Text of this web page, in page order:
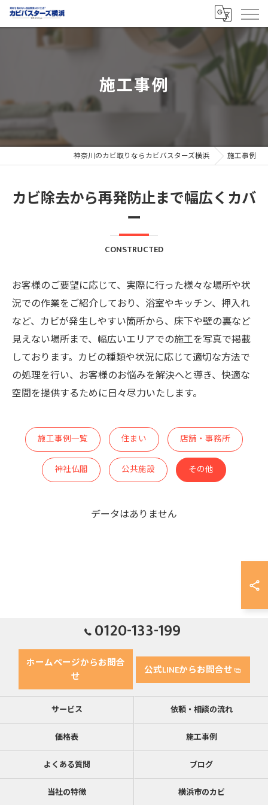
施工事例
神奈川のカビ取りならカビバスターズ横浜 施工事例
カビ除去から再発防止まで幅広くカバ
ー
CONSTRUCTED
お客様のご要望に応じて、実際に行った様々な場所や状
況での作業をご紹介しており、浴室やキッチン、押入れ
など、カビが発生しやすい箇所から、床下や壁の裏など
見えない場所まで、幅広いエリアでの施工を写真で掲載
しております。カビの種類や状況に応じて適切な方法で
の処理を行い、お客様のお悩みを解決へと導き、快適な
空間を提供するために日々尽力いたします。
施工事例一覧 住まい 店舗・事務所
神社仏閣 公共施設 その他
データはありません
0120-133-199
ホームページからお問合
せ
公式LINEからお問合せ
サービス 依頼・相談の流れ
価格表 施工事例
よくある質問 ブログ
当社の特徴 横浜市のカビ